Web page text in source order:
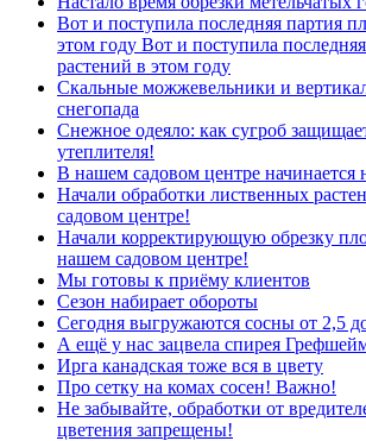
Вот и поступила последняя партия
этом году Вот и поступила
растений в этом году
Скальные можжевельники и
снегопада
Снежное одеяло: как сугроб
утеплителя!
В нашем садовом центре начинается
Начали обработки лиственных
садовом центре!
Начали корректирующую обрезку
нашем садовом центре!
Мы готовы к приёму клиентов
Сезон набирает обороты
Сегодня выгружаются сосны от 2,5
А ещё у нас зацвела спирея
Ирга канадская тоже вся в цвету
Про сетку на комах сосен! Важно!
Не забывайте, обработки от
цветения запрещены!